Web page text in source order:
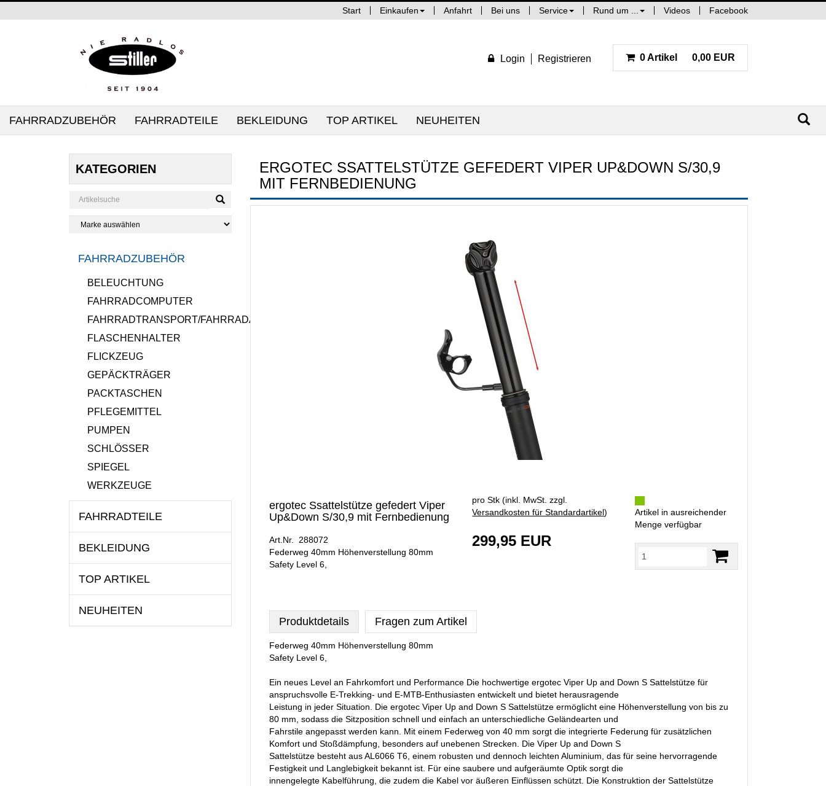
Start Einkaufen Anfahrt Bei uns Service Rund um ... Videos Facebook
Login Registrieren 0 Artikel 0,00 EUR
FAHRRADZUBEHÖR FAHRRADTEILE BEKLEIDUNG TOP ARTIKEL NEUHEITEN
KATEGORIEN
FAHRRADZUBEHÖR
BELEUCHTUNG
FAHRRADCOMPUTER
FAHRRADTRANSPORT/FAHRRADANHÄNGER
FLASCHENHALTER
FLICKZEUG
GEPÄCKTRÄGER
PACKTASCHEN
PFLEGEMITTEL
PUMPEN
SCHLÖSSER
SPIEGEL
WERKZEUGE
FAHRRADTEILE
BEKLEIDUNG
TOP ARTIKEL
NEUHEITEN
ERGOTEC SSATTELSTÜTZE GEFEDERT VIPER UP&DOWN S/30,9
MIT FERNBEDIENUNG
ergotec Ssattelstütze gefedert Viper
Up&Down S/30,9 mit Fernbedienung
Art.Nr. 288072
Federweg 40mm Höhenverstellung 80mm
Safety Level 6,
pro Stk (inkl. MwSt. zzgl.
Versandkosten für Standardartikel)
299,95 EUR
Artikel in ausreichender
Menge verfügbar
Produktdetails Fragen zum Artikel
Federweg 40mm Höhenverstellung 80mm
Safety Level 6,
Ein neues Level an Fahrkomfort und Performance Die hochwertige ergotec Viper Up and Down S Sattelstütze für
anspruchsvolle E-Trekking- und E-MTB-Enthusiasten entwickelt und bietet herausragende
Leistung in jeder Situation. Die ergotec Viper Up and Down S Sattelstütze ermöglicht eine Höhenverstellung von bis zu
80 mm, sodass die Sitzposition schnell und einfach an unterschiedliche Geländearten und
Fahrstile angepasst werden kann. Mit einem Federweg von 40 mm sorgt die integrierte Federung für zusätzlichen
Komfort und Stoßdämpfung, besonders auf unebenen Strecken. Die Viper Up and Down S
Sattelstütze besteht aus AL6066 T6, einem robusten und dennoch leichten Aluminium, das für seine hervorragende
Festigkeit und Langlebigkeit bekannt ist. Für eine saubere und aufgeräumte Optik sorgt die
innengelegte Kabelführung, die zudem die Kabel vor äußeren Einflüssen schützt. Die Konstruktion der Sattelstütze